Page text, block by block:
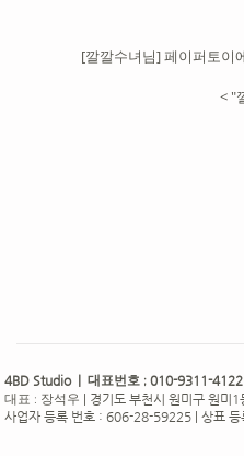
[깔깔수녀님] 페이퍼토이
< "
4BD Studio | 대표번호 ; 010-9311-4122
대표 : 장석우
경기도 부천시 원미구 원미
사업자 등록 번호 : 606-28-59225 | 상표